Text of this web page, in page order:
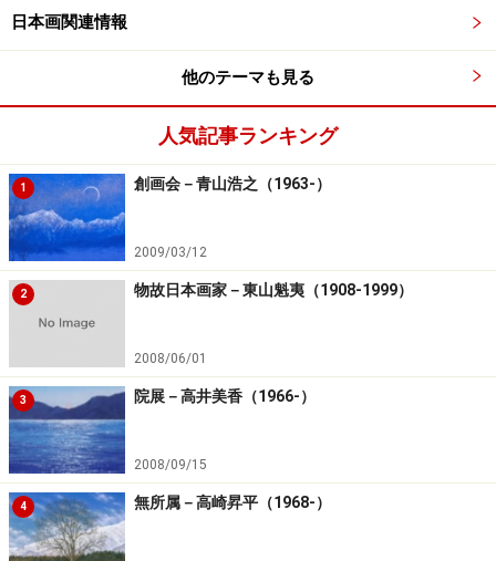
日本画関連情報
他のテーマも見る
人気記事ランキング
1 創画会－青山浩之（1963-）
2009/03/12
2 物故日本画家－東山魁夷（1908-1999）
2008/06/01
3 院展－高井美香（1966-）
2008/09/15
4 無所属－高崎昇平（1968-）